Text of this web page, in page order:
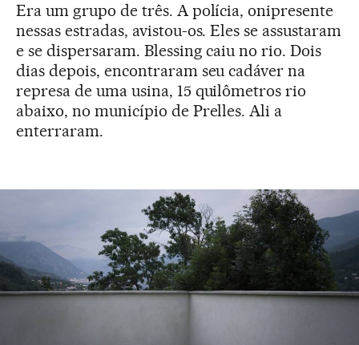
Era um grupo de três. A polícia, onipresente
nessas estradas, avistou-os. Eles se assustaram
e se dispersaram. Blessing caiu no rio. Dois
dias depois, encontraram seu cadáver na
represa de uma usina, 15 quilômetros rio
abaixo, no município de Prelles. Ali a
enterraram.